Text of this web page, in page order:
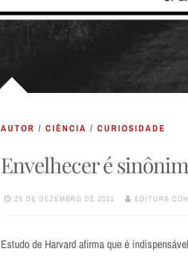
AUTOR / CIÊNCIA / CURIOSIDADE
Envelhecer é
28 DE DEZEMBRO DE 2021 EDITORA
Estudo de Harvard afirma que é